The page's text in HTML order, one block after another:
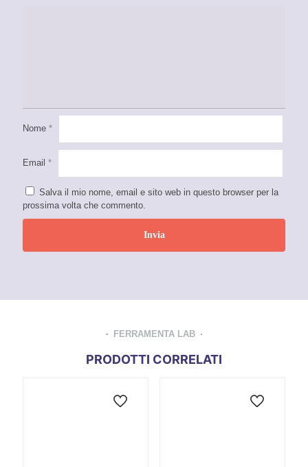
Nome *
Email *
Salva il mio nome, email e sito web in questo browser per la
prossima volta che commento.
FERRAMENTA LAB
PRODOTTI CORRELATI